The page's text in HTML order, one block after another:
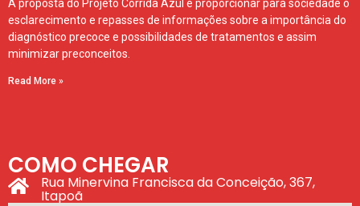
A proposta do Projeto Corrida Azul é proporcionar para sociedade o
esclarecimento e repasses de informações sobre a importância do
diagnóstico precoce e possibilidades de tratamentos e assim
minimizar preconceitos.
Read More »
COMO CHEGAR
Rua Minervina Francisca da Conceição, 367,
Itapoã